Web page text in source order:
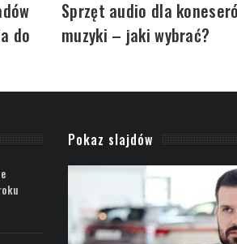
do
Sprzęt audio dla
muzyki – jaki wybrać?
Pokaz slajdów